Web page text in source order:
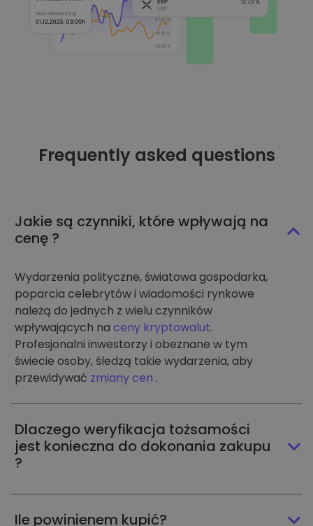
Frequently asked questions
Jakie są czynniki, które wpływają na
cenę ?
Wydarzenia polityczne, światowa gospodarka,
poparcia celebrytów i wiadomości rynkowe
należą do jednych z wielu czynników
wpływających na ceny kryptowalut.
Profesjonalni inwestorzy i obeznane w tym
świecie osoby, śledzą takie wydarzenia, aby
przewidywać zmiany cen .
Dlaczego weryfikacja tożsamości
jest konieczna do dokonania zakupu
?
Ile powinienem kupić?